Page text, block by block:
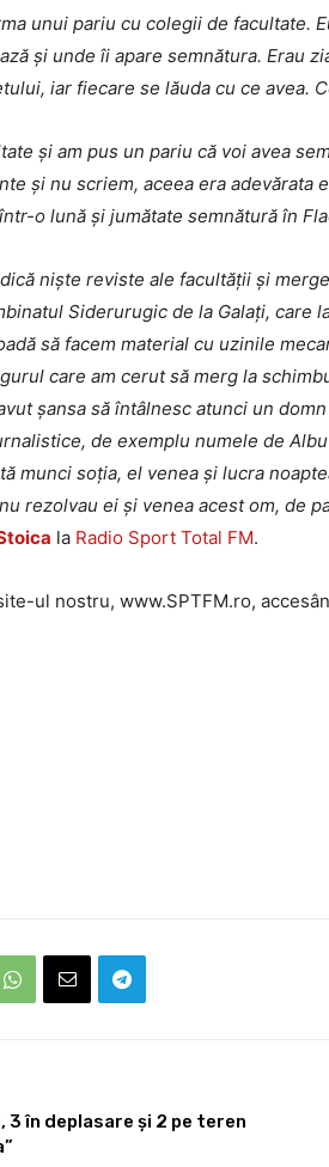
unui pariu cu colegii de
și unde îi apare semnătura. Erau
iar fiecare se lăuda cu ce avea.
și am pus un pariu că voi avea
și nu scriem, aceea era
o lună și jumătate semnătură în
niște reviste ale facultății și
Siderurugic de la Galați, care
să facem material cu uzinile
care am cerut să merg la
șansa să întâlnesc atunci un
de exemplu numele de
munci soția, el venea și lucra
rezolvau ei și venea acest om, de
la Radio Sport Total FM.
ul nostru, www.SPTFM.ro,
3 în deplasare și 2 pe teren